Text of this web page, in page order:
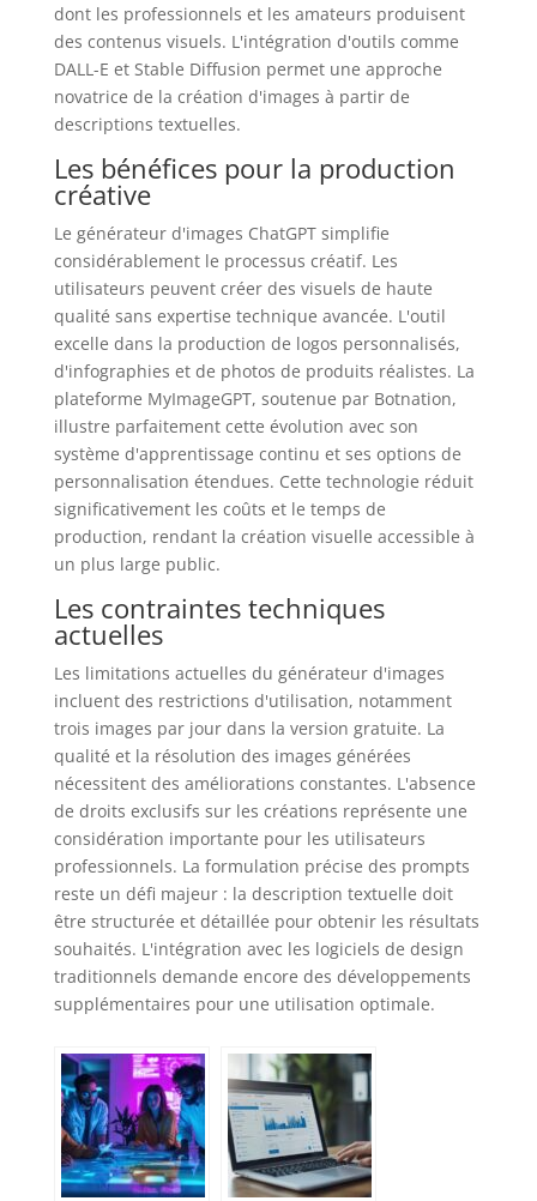
dont les professionnels et les amateurs produisent
des contenus visuels. L'intégration d'outils comme
DALL-E et Stable Diffusion permet une approche
novatrice de la création d'images à partir de
descriptions textuelles.
Les bénéfices pour la production
créative
Le générateur d'images ChatGPT simplifie
considérablement le processus créatif. Les
utilisateurs peuvent créer des visuels de haute
qualité sans expertise technique avancée. L'outil
excelle dans la production de logos personnalisés,
d'infographies et de photos de produits réalistes. La
plateforme MyImageGPT, soutenue par Botnation,
illustre parfaitement cette évolution avec son
système d'apprentissage continu et ses options de
personnalisation étendues. Cette technologie réduit
significativement les coûts et le temps de
production, rendant la création visuelle accessible à
un plus large public.
Les contraintes techniques
actuelles
Les limitations actuelles du générateur d'images
incluent des restrictions d'utilisation, notamment
trois images par jour dans la version gratuite. La
qualité et la résolution des images générées
nécessitent des améliorations constantes. L'absence
de droits exclusifs sur les créations représente une
considération importante pour les utilisateurs
professionnels. La formulation précise des prompts
reste un défi majeur : la description textuelle doit
être structurée et détaillée pour obtenir les résultats
souhaités. L'intégration avec les logiciels de design
traditionnels demande encore des développements
supplémentaires pour une utilisation optimale.